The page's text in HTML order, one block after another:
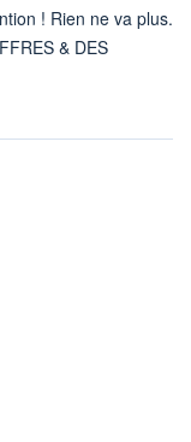
! Rien ne va plus.
& DES